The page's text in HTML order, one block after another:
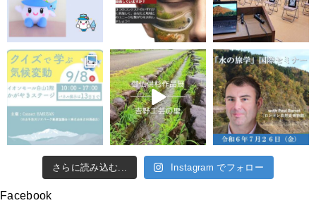
さらに読み込む... Instagram でフォロー
Facebook